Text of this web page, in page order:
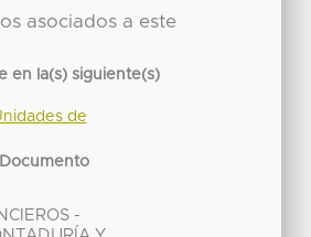
asociados a este
en la(s) siguiente(s)
de
-